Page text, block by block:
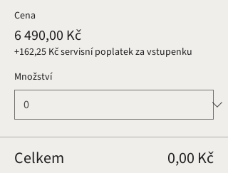
Cena
6 490,00 Kč
+162,25 Kč servisní poplatek za vstupenku
Množství
Celkem 0,00 Kč